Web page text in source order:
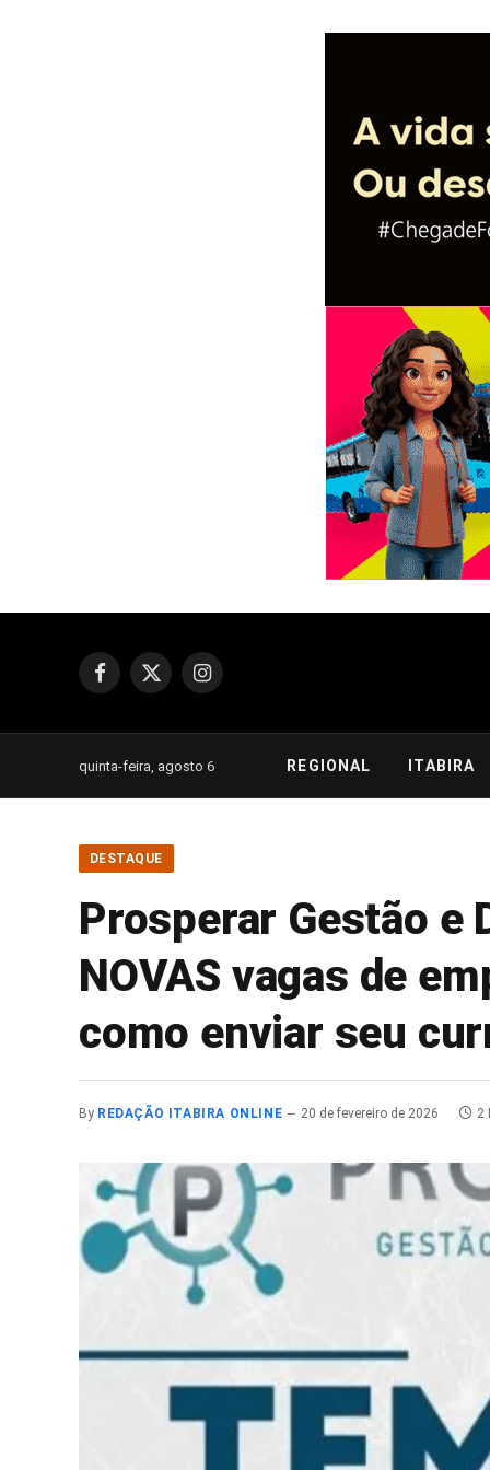
Facebook
X
Instagram
quinta-feira, agosto 6 REGIONAL ITABIRA
DESTAQUE
Prosperar Gestão e
NOVAS vagas de
como enviar seu
By REDAÇÃO ITABIRA ONLINE 20 de fevereiro de 2026 2